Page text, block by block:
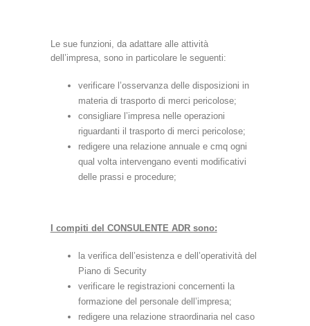
Le sue funzioni, da adattare alle attività
dell’impresa, sono in particolare le seguenti:
verificare l’osservanza delle disposizioni in
materia di trasporto di merci pericolose;
consigliare l’impresa nelle operazioni
riguardanti il trasporto di merci pericolose;
redigere una relazione annuale e cmq ogni
qual volta intervengano eventi modificativi
delle prassi e procedure;
I compiti del CONSULENTE ADR sono:
la verifica dell’esistenza e dell’operatività del
Piano di Security
verificare le registrazioni concernenti la
formazione del personale dell’impresa;
redigere una relazione straordinaria nel caso